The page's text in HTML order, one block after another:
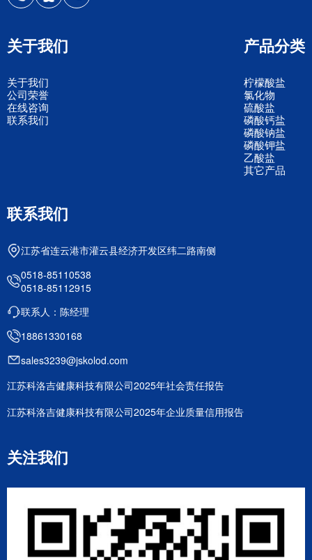
关于我们
关于我们
公司荣誉
在线咨询
联系我们
产品分类
柠檬酸盐
氯化物
硫酸盐
磷酸钙盐
磷酸钠盐
磷酸钾盐
乙酸盐
其它产品
联系我们
江苏省连云港市灌云县经济开发区纬二路南侧
0518-85110538
0518-85112915
联系人：陈经理
18861330168
sales3239@jskolod.com
江苏科洛吉健康科技有限公司2025年社会责任报告
江苏科洛吉健康科技有限公司2025年企业质量信用报告
关注我们